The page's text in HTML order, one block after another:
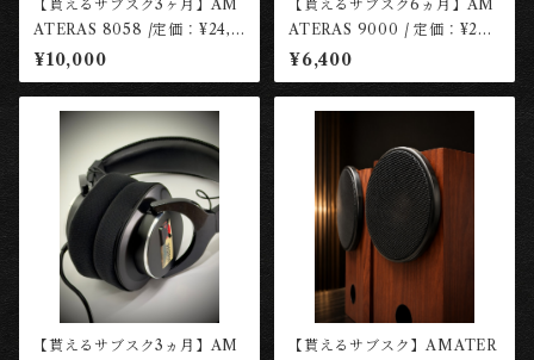
【貰えるサブスク3ヶ月】AM
ATERAS 8058 /定価：¥24,2
00(税込)/ Dynamic Microp
hone ［長岡工房］
¥10,000
【貰えるサブスク6ヵ月】AM
ATERAS 9000 / 定価：¥29,
200(税込)【レンタル権】
［長岡工房］
¥6,400
【貰えるサブスク3ヵ月】AM
【貰えるサブスク】AMATER